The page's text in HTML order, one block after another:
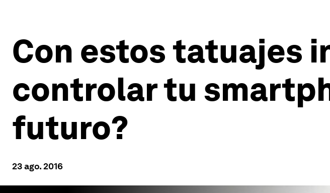
Con estos tatuajes
controlar tu
futuro?
23 ago. 2016